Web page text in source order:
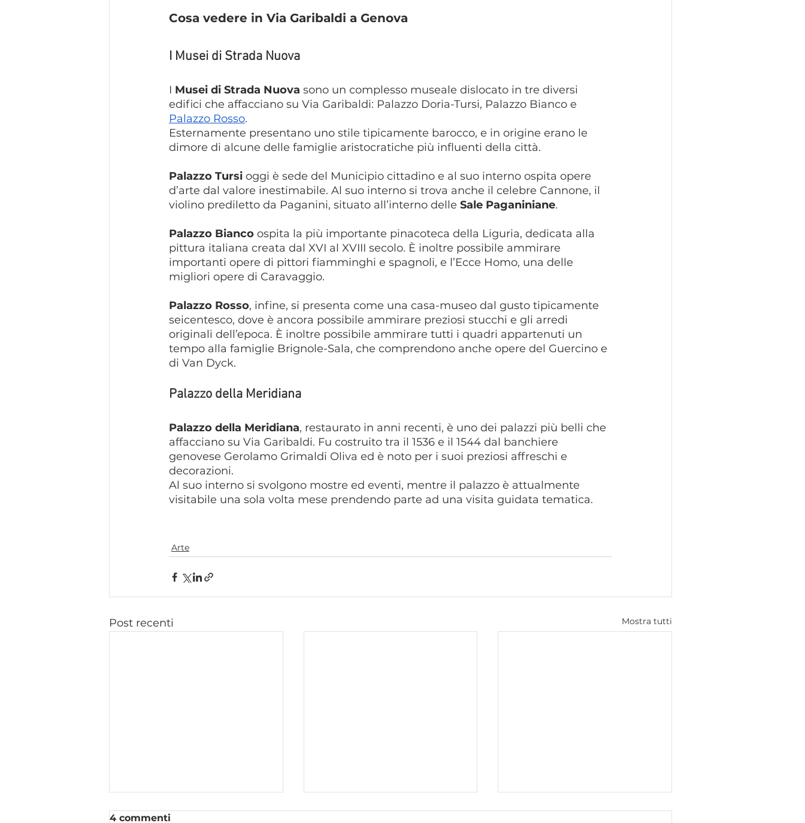
Cosa vedere in Via Garibaldi a Genova
I Musei di Strada Nuova
I Musei di Strada Nuova sono un complesso museale dislocato in tre diversi
edifici che affacciano su Via Garibaldi: Palazzo Doria-Tursi, Palazzo Bianco e
Palazzo Rosso.
Esternamente presentano uno stile tipicamente barocco, e in origine erano le
dimore di alcune delle famiglie aristocratiche più influenti della città.
Palazzo Tursi oggi è sede del Municipio cittadino e al suo interno ospita opere
d’arte dal valore inestimabile. Al suo interno si trova anche il celebre Cannone, il
violino prediletto da Paganini, situato all’interno delle Sale Paganiniane.
Palazzo Bianco ospita la più importante pinacoteca della Liguria, dedicata alla
pittura italiana creata dal XVI al XVIII secolo. È inoltre possibile ammirare
importanti opere di pittori fiamminghi e spagnoli, e l’Ecce Homo, una delle
migliori opere di Caravaggio.
Palazzo Rosso, infine, si presenta come una casa-museo dal gusto tipicamente
seicentesco, dove è ancora possibile ammirare preziosi stucchi e gli arredi
originali dell’epoca. È inoltre possibile ammirare tutti i quadri appartenuti un
tempo alla famiglie Brignole-Sala, che comprendono anche opere del Guercino e
di Van Dyck.
Palazzo della Meridiana
Palazzo della Meridiana, restaurato in anni recenti, è uno dei palazzi più belli che
affacciano su Via Garibaldi. Fu costruito tra il 1536 e il 1544 dal banchiere
genovese Gerolamo Grimaldi Oliva ed è noto per i suoi preziosi affreschi e
decorazioni.
Al suo interno si svolgono mostre ed eventi, mentre il palazzo è attualmente
visitabile una sola volta mese prendendo parte ad una visita guidata tematica.
Arte
Post recenti Mostra tutti
4 commenti